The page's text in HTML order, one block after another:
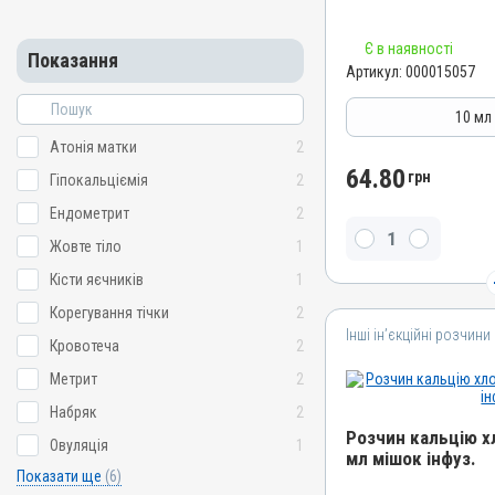
Показання
Атонія матки
2
Гіпокальціємія
2
Ендометрит
2
Жовте тіло
1
Кісти яєчників
1
Корегування тічки
2
Кровотеча
2
Метрит
2
Набряк
2
Овуляція
1
Показати ще (6)
АВ-07493-01-18
Гормональні,
Розчин
Гонадореліну ацетат
Так
ВРХ, Свині, Коні, Собаки
Застосування
Внутрішньом'язово,
Призначення
Для сечостатевої
Є в наявності
Артикул: 000015057
10
64.80 грн
Інші ін’єкційні розчини
Розчин кальцію
мл мішок інфуз.